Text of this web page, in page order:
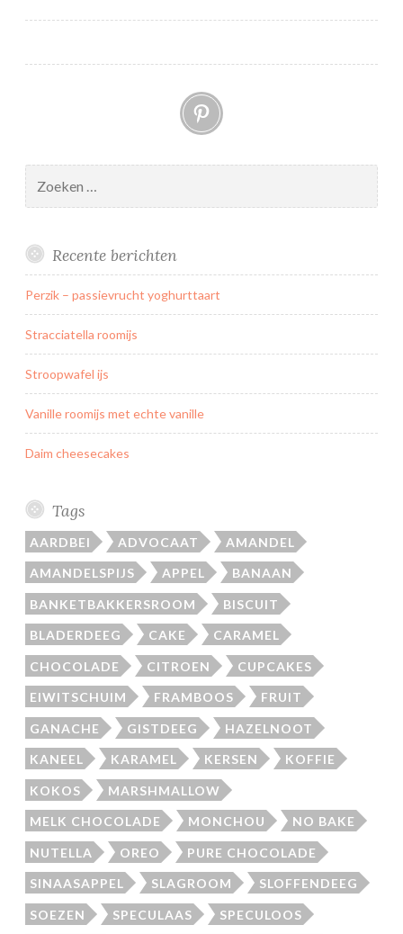
a
e
Pinterest
naar:
Recente berichten
Perzik – passievrucht yoghurttaart
Stracciatella roomijs
Stroopwafel ijs
Vanille roomijs met echte vanille
Daim cheesecakes
Tags
AARDBEI ADVOCAAT AMANDEL
AMANDELSPIJS APPEL BANAAN
BANKETBAKKERSROOM BISCUIT
BLADERDEEG CAKE CARAMEL
CHOCOLADE CITROEN CUPCAKES
EIWITSCHUIM FRAMBOOS FRUIT
GANACHE GISTDEEG HAZELNOOT
KANEEL KARAMEL KERSEN KOFFIE
KOKOS MARSHMALLOW
MELK CHOCOLADE MONCHOU NO BAKE
NUTELLA OREO PURE CHOCOLADE
SINAASAPPEL SLAGROOM SLOFFENDEEG
SOEZEN SPECULAAS SPECULOOS